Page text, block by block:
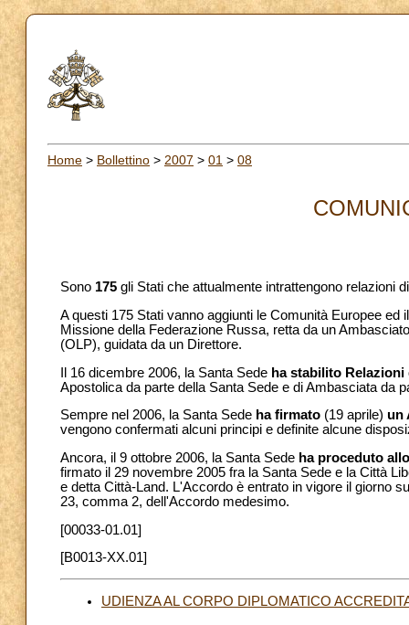
Home > Bollettino > 2007 > 01 > 08
Sono 175 gli Stati che attualmente intrattengono relazioni
A questi 175 Stati vanno aggiunti le Comunità Europee
Missione della Federazione Russa, retta da un
(OLP), guidata da un Direttore.
Il 16 dicembre 2006, la Santa Sede ha stabilito
Apostolica da parte della Santa Sede e di Ambasciata da
Sempre nel 2006, la Santa Sede ha firmato (19 aprile) un
vengono confermati alcuni principi e definite alcune
Ancora, il 9 ottobre 2006, la Santa Sede ha proceduto
firmato il 29 novembre 2005 fra la Santa Sede e la Città
e detta Città-Land. L'Accordo è entrato in vigore il giorno
23, comma 2, dell'Accordo medesimo.
[00033-01.01]
[B0013-XX.01]
UDIENZA AL CORPO DIPLOMATICO